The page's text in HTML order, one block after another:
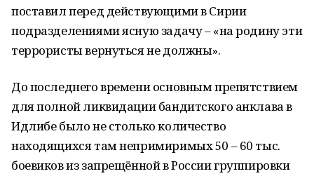
поставил перед действующими в Сирии
подразделениями ясную задачу – «на родину эти
террористы вернуться не должны».
До последнего времени основным препятствием
для полной ликвидации бандитского анклава в
Идлибе было не столько количество
находящихся там непримиримых 50 – 60 тыс.
боевиков из запрещённой в России группировки